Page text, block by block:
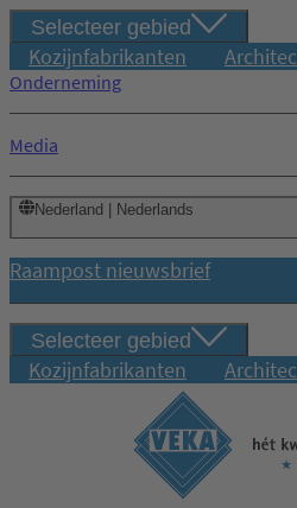
Selecteer gebied
Kozijnfabrikanten
Onderneming
Media
Nederland | Nederlands
Raampost nieuwsbrief
Selecteer gebied
Kozijnfabrikanten